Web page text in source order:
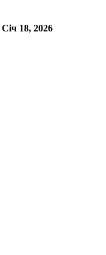
Січ 18, 2026